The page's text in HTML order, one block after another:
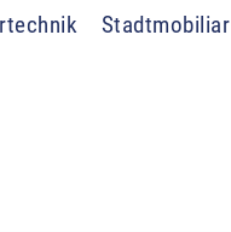
Stadtmobiliar